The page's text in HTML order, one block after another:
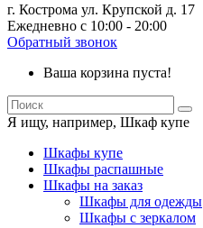
г. Кострома ул. Крупской д. 17
Ежедневно с 10:00 - 20:00
Обратный звонок
Ваша корзина пуста!
Я ищу, например, Шкаф купе
Шкафы купе
Шкафы распашные
Шкафы на заказ
Шкафы для одежды
Шкафы с зеркалом